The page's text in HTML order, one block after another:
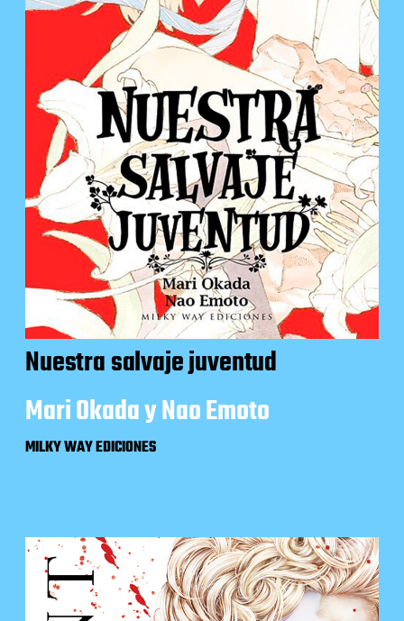
Nuestra salvaje juventud
Mari Okada y Nao Emoto
MILKY WAY EDICIONES